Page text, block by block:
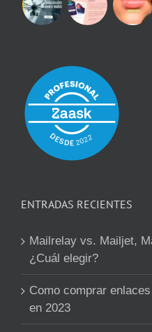
ENTRADAS RECIENTES
Mailrelay vs. Mailjet,
¿Cuál elegir?
Como comprar
en 2023